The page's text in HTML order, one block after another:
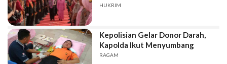
HUKRIM
Kepolisian Gelar Donor Darah,
Kapolda Ikut Menyumbang
RAGAM